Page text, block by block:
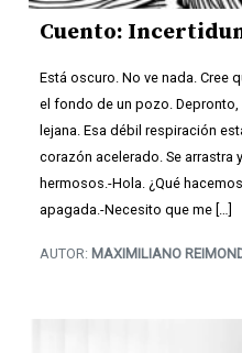
Cuento:
Está oscuro. No ve nada. Cree
el fondo de un pozo.
lejana. Esa débil respiración
corazón acelerado. Se arrastra
hermosos.-Hola. ¿Qué
apagada.-Necesito que me […]
AUTOR: MAXIMILIANO